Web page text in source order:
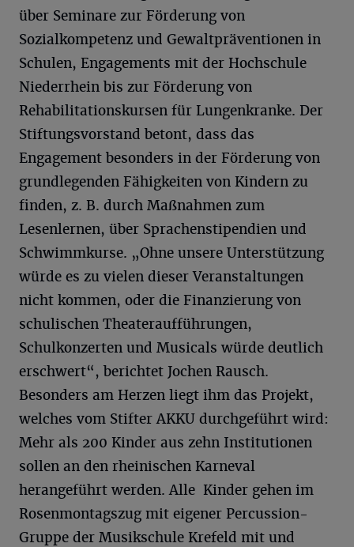
über Seminare zur Förderung von
Sozialkompetenz und Gewaltpräventionen in
Schulen, Engagements mit der Hochschule
Niederrhein bis zur Förderung von
Rehabilitationskursen für Lungenkranke. Der
Stiftungsvorstand betont, dass das
Engagement besonders in der Förderung von
grundlegenden Fähigkeiten von Kindern zu
finden, z. B. durch Maßnahmen zum
Lesenlernen, über Sprachenstipendien und
Schwimmkurse. „Ohne unsere Unterstützung
würde es zu vielen dieser Veranstaltungen
nicht kommen, oder die Finanzierung von
schulischen Theateraufführungen,
Schulkonzerten und Musicals würde deutlich
erschwert“, berichtet Jochen Rausch.
Besonders am Herzen liegt ihm das Projekt,
welches vom Stifter AKKU durchgeführt wird:
Mehr als 200 Kinder aus zehn Institutionen
sollen an den rheinischen Karneval
herangeführt werden. Alle Kinder gehen im
Rosenmontagszug mit eigener Percussion-
Gruppe der Musikschule Krefeld mit und